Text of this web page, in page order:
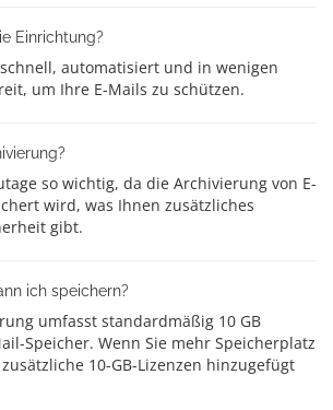
Einrichtung?
automatisiert und in wenigen
um Ihre E-Mails zu schützen.
so wichtig, da die Archivierung von E-
wird, was Ihnen zusätzliches
gibt.
ich speichern?
umfasst standardmäßig 10 GB
Speicher. Wenn Sie mehr Speicherplatz
10-GB-Lizenzen hinzugefügt